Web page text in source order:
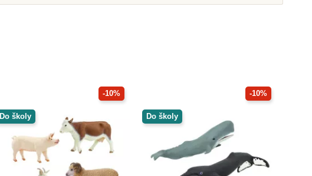
-10%
Do školy
-10%
Do školy